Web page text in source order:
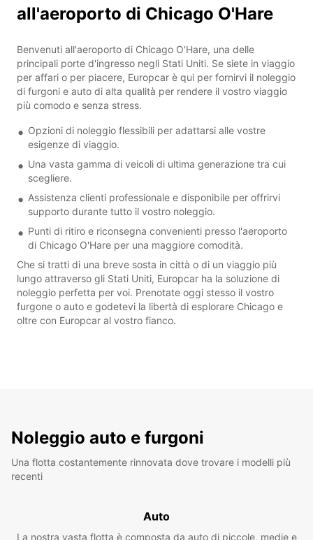
all'aeroporto di Chicago O'Hare
Benvenuti all'aeroporto di Chicago O'Hare, una delle
principali porte d'ingresso negli Stati Uniti. Se siete in viaggio
per affari o per piacere, Europcar è qui per fornirvi il noleggio
di furgoni e auto di alta qualità per rendere il vostro viaggio
più comodo e senza stress.
Opzioni di noleggio flessibili per adattarsi alle vostre
esigenze di viaggio.
Una vasta gamma di veicoli di ultima generazione tra cui
scegliere.
Assistenza clienti professionale e disponibile per offrirvi
supporto durante tutto il vostro noleggio.
Punti di ritiro e riconsegna convenienti presso l'aeroporto
di Chicago O'Hare per una maggiore comodità.
Che si tratti di una breve sosta in città o di un viaggio più
lungo attraverso gli Stati Uniti, Europcar ha la soluzione di
noleggio perfetta per voi. Prenotate oggi stesso il vostro
furgone o auto e godetevi la libertà di esplorare Chicago e
oltre con Europcar al vostro fianco.
Noleggio auto e furgoni
Una flotta costantemente rinnovata dove trovare i modelli più
recenti
Auto
La nostra vasta flotta è composta da auto di piccole, medie e